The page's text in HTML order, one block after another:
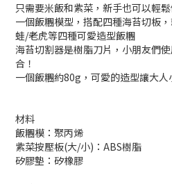
只需要米飯和紫菜，新手也可以輕
一個飯糰模型，搭配四種海苔切板
蛙/老虎等四種可愛造型飯糰
海苔切割器是樹脂刀片，小朋友們
合！
一個飯糰約80g，可愛的造型讓大人
材料
飯糰模 ： 聚丙烯
紫菜按壓板(大/小) ： ABS樹脂
矽膠墊 ： 矽橡膠